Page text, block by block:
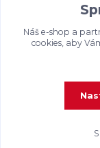
Náš e-shop a
cookies, aby